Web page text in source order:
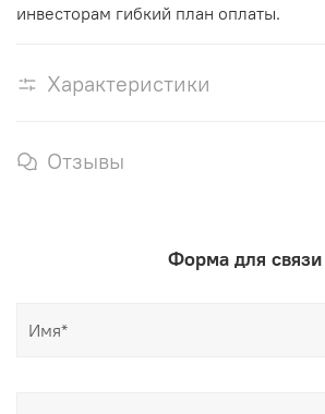
инвесторам гибкий план оплаты.
Характеристики
Отзывы
Форма для связи